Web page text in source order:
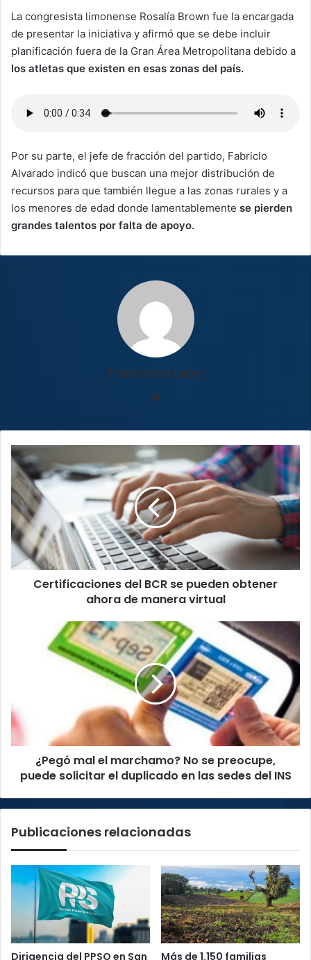
La congresista limonense Rosalía Brown fue la encargada
de presentar la iniciativa y afirmó que se debe incluir
planificación fuera de la Gran Área Metropolitana debido a
los atletas que existen en esas zonas del país.
Por su parte, el jefe de fracción del partido, Fabricio
Alvarado indicó que buscan una mejor distribución de
recursos para que también llegue a las zonas rurales y a
los menores de edad donde lamentablemente se pierden
grandes talentos por falta de apoyo.
Francisco León
Certificaciones
del
BCR
se
pueden
obtener
ahora
de
manera
virtualCertificaciones del BCR se pueden obtener
ahora de manera virtual
preocupe,
puede
solicitar
duplicado
del
¿Pegó mal el marchamo? No se preocupe,
puede solicitar el duplicado en las sedes del INS
Publicaciones relacionadas
Dirigencia del PPSO en San Más de 1.150 familias